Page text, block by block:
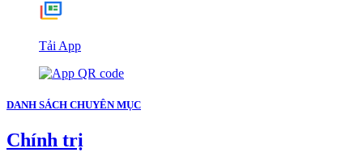
Tải App
DANH SÁCH CHUYÊN MỤC
Chính trị